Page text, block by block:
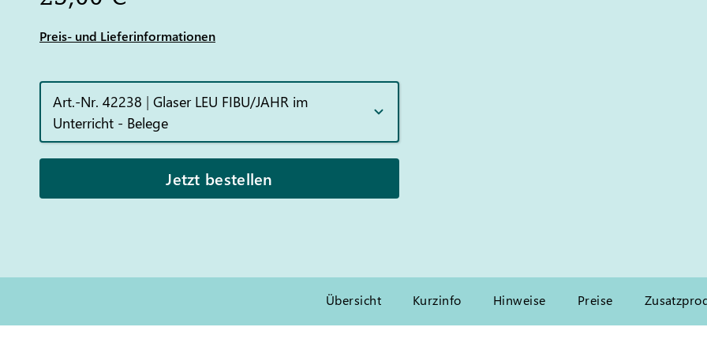
Preis- und Lieferinformationen
Art.-Nr. 42238 | Glaser LEU FIBU/JAHR im
Unterricht - Belege
Jetzt bestellen
Übersicht Kurzinfo Hinweise Preise